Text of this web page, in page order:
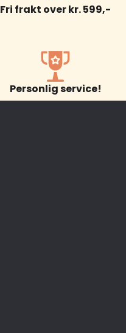
Fri frakt over kr. 599,-
Personlig service!